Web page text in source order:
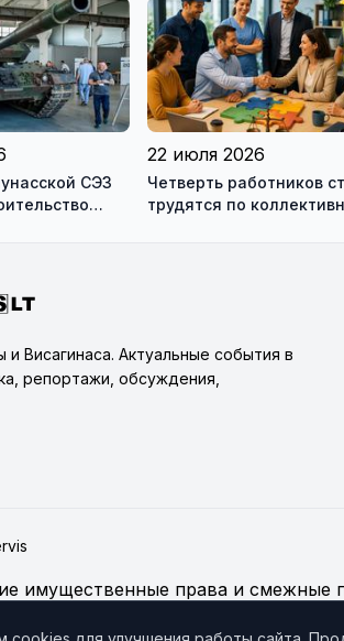
литературы
СЭЗ
22 июля 2026
Четверть работников
трудятся по
и Висагинаса. Актуальные события в
репортажи, обсуждения,
имущественные права и